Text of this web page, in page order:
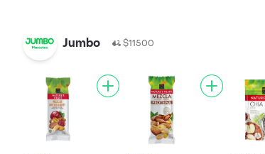
Jumbo $11500